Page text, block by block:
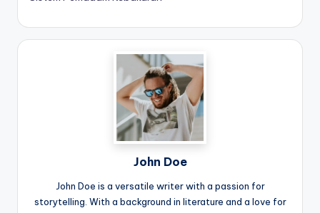
John Doe
John Doe is a versatile writer with a passion for
storytelling. With a background in literature and a love for